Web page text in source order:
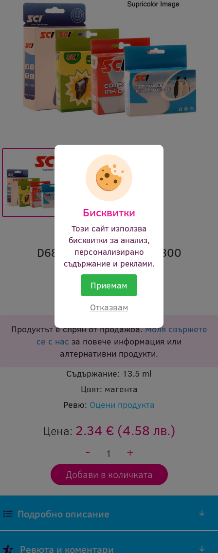
за Epson Stylus
D68/D88/DX3800/DX4800
Марка: SCI
sci t0613 10048
В наличност:
Продуктът е спрян от продажба.Моля свържете
се с нас за повече информация или
алтернативни продукти.
Съдържание: 13.5 ml
Цвят: магента
Ревю: Оцени продукта
Цена: 2.34 € (4.58 лв.)
Подробно описание
Ревюта и коментари
Бисквитки
Този сайт използва
бисквитки за анализ,
персонализирано
съдържание и реклами.
Приемам
Отказвам